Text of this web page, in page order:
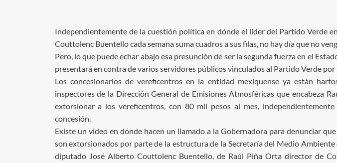
Independientemente de la cuestión política en dónde el líder del Partido Verde
Couttolenc Buentello cada semana suma cuadros a sus filas, no hay día que no
Pero, lo que puede echar abajo esa presunción de ser la segunda fuerza en el
presentará en contra de varios servidores públicos vinculados al Partido Verde
Los concesionarios de vereficentros en la entidad mexiquense ya están
inspectores de la Dirección General de Emisiones Atmosféricas que encabeza
extorsionar a los vereficentros, con 80 mil pesos al mes,
concesión.
Existe un video en dónde hacen un llamado a la Gobernadora para denunciar
son extorsionados por parte de la estructura de la Secretaría del Medio
diputado José Alberto Couttolenc Buentello, de Raúl Piña Orta director de